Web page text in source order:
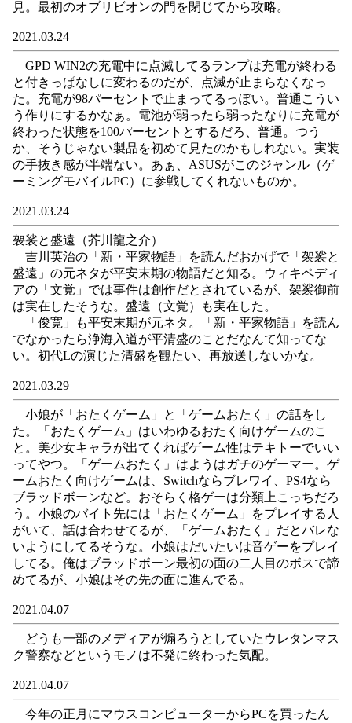
見。最初のオブリビオンの門を閉じてから攻略。
2021.03.24
GPD WIN2の充電中に点滅してるランプは充電が終わる
と付きっぱなしに変わるのだが、点滅が止まらなくなっ
た。充電が98パーセントで止まってるっぽい。普通こうい
う作りにするかなぁ。電池が弱ったら弱ったなりに充電が
終わった状態を100パーセントとするだろ、普通。つう
か、そうじゃない製品を初めて見たのかもしれない。実装
の手抜き感が半端ない。あぁ、ASUSがこのジャンル（ゲ
ーミングモバイルPC）に参戦してくれないものか。
2021.03.24
袈裟と盛遠（芥川龍之介）
吉川英治の「新・平家物語」を読んだおかげで「袈裟と
盛遠」の元ネタが平安末期の物語だと知る。ウィキペディ
アの「文覚」では事件は創作だとされているが、袈裟御前
は実在したそうな。盛遠（文覚）も実在した。
「俊寛」も平安末期が元ネタ。「新・平家物語」を読ん
でなかったら浄海入道が平清盛のことだなんて知ってな
い。初代Lの演じた清盛を観たい、再放送しないかな。
2021.03.29
小娘が「おたくゲーム」と「ゲームおたく」の話をし
た。「おたくゲーム」はいわゆるおたく向けゲームのこ
と。美少女キャラが出てくればゲーム性はテキトーでいい
ってやつ。「ゲームおたく」はようはガチのゲーマー。ゲ
ームおたく向けゲームは、Switchならブレワイ、PS4なら
ブラッドボーンなど。おそらく格ゲーは分類上こっちだろ
う。小娘のバイト先には「おたくゲーム」をプレイする人
がいて、話は合わせてるが、「ゲームおたく」だとバレな
いようにしてるそうな。小娘はだいたいは音ゲーをプレイ
してる。俺はブラッドボーン最初の面の二人目のボスで諦
めてるが、小娘はその先の面に進んでる。
2021.04.07
どうも一部のメディアが煽ろうとしていたウレタンマス
ク警察などというモノは不発に終わった気配。
2021.04.07
今年の正月にマウスコンピューターからPCを買ったん